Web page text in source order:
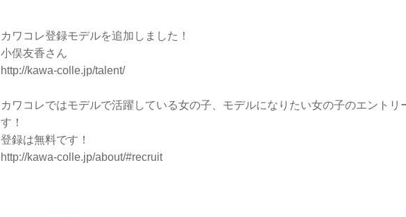
カワコレ登録モデルを追加しました！
小俣友香さん
http://kawa-colle.jp/talent/
カワコレではモデルで活躍している女の子、モデルになりたい女の子のエントリ
す！
登録は無料です！
http://kawa-colle.jp/about/#recruit